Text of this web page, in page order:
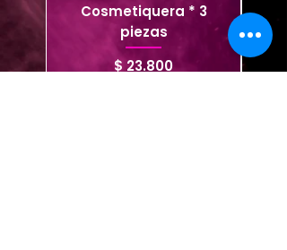
Cosmetiquera * 3
piezas
Precio
$ 23.800